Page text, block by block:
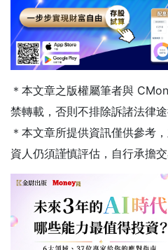
＊本文章之版權屬筆者與
禁轉載，否則不排除訴諸法律途
＊本文章所提供資訊僅供參考
資人仍須謹慎評估，自行承擔交